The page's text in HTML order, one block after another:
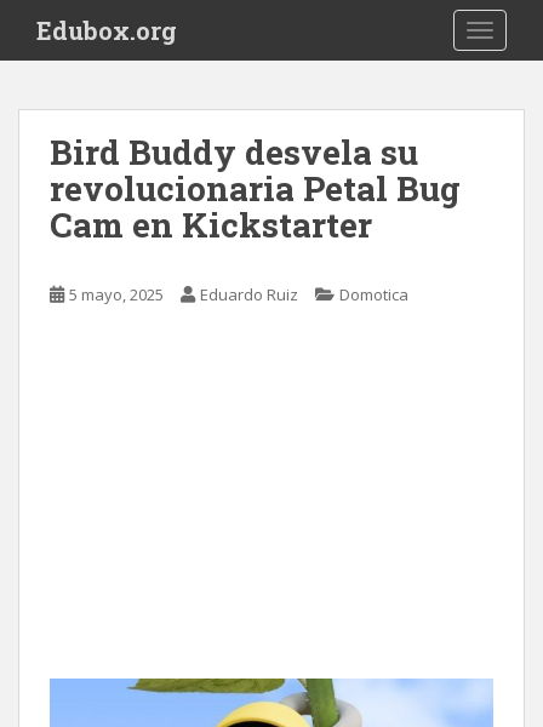
i
Edubox.org
Bird Buddy desvela su
revolucionaria Petal Bug
Cam en Kickstarter
5 mayo, 2025 Eduardo Ruiz Domotica